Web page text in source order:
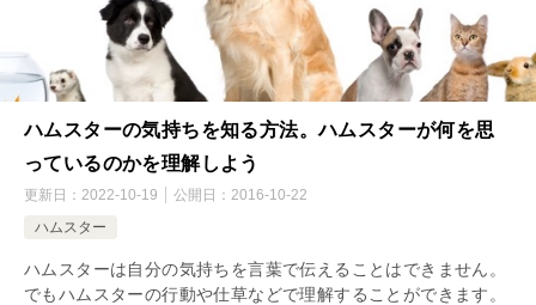
ハムスターの気持ちを知る方法。ハムスターが何を思
っているのかを理解しよう
更新日： 2022-10-19 公開日： 2016-10-22
ハムスター
ハムスターは自分の気持ちを言葉で伝えることはできません。
でもハムスターの行動や仕草などで理解することができます。